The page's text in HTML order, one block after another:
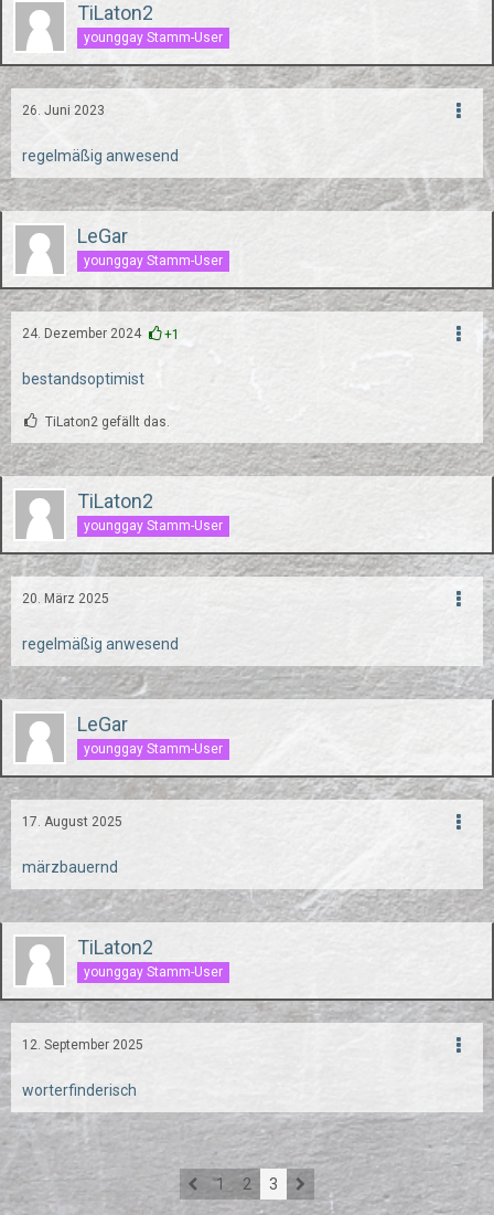
TiLaton2
younggay Stamm-User
26. Juni 2023
regelmäßig anwesend
LeGar
younggay Stamm-User
24. Dezember 2024 +1
bestandsoptimist
TiLaton2 gefällt das.
TiLaton2
younggay Stamm-User
20. März 2025
regelmäßig anwesend
LeGar
younggay Stamm-User
17. August 2025
märzbauernd
TiLaton2
younggay Stamm-User
12. September 2025
worterfinderisch
1 2 3